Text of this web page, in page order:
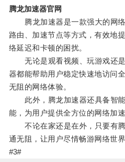
腾龙加速器官网
腾龙加速器是一款强大的网络
路由、加速节点等方式，有效地
络延迟和卡顿的困扰。
无论是观看视频、玩游戏还是
器都能帮助用户稳定快速地访问
无阻的网络体验。
此外，腾龙加速器还具备智能
能，为用户提供全方位的网络加速
不论在家还是在外，只要有腾
通无阻，让用户尽情畅游网络世界
#3#